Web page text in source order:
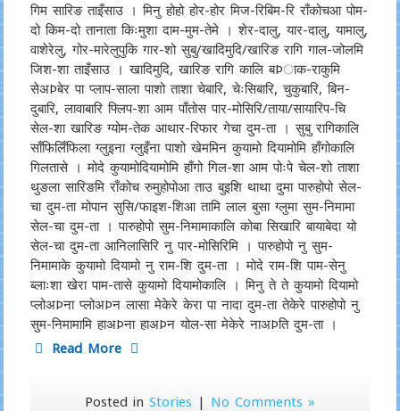
गिम सारिङ ताइँसाउ । मिनु होहो होर-होर मिज-रिबिम-रि राँकोचआ पोम-
दो किम-दो तानाता किःमुशा दाम-मुम-तेमे । शेर-दालु, यार-दालु, यामालु,
वाशेरेलु, गोर-मारेलुपुकि गार-शो सुबु/खादिमुदि/खारिङ रागि गाल-जोलमि
जिश-शा ताइँसाउ । खादिमुदि, खारिङ रागि कालि बÞाक-राकुमि
सेअÞबेर पा प्लाप-साला पाशो ताशा चेबारि, चेःसिबारि, चुकुबारि, बिन-
दुबारि, लावाबारि फ्लिप-शा आम पाँतोस पार-मोसिरि/ताया/सायारिप-चि
सेल-शा खारिङ ग्योम-तेक आथार-रिफार गेचा दुम-ता । सुबु रागिकालि
साँफिलिँफिला ग्लुइना ग्लुइँना पाशो खेममिन कुयामो दियामोमि हाँगोकालि
गिलतासे । मोदे कुयामोदियामोमि हाँगो गिल-शा आम पोःपे चेल-शो ताशा
थुङला सारिङमि राँकोच रुमुहोपोआ ताउ बुइशि थाथा दुमा पारुहोपो सेल-
चा दुम-ता मोपान सुसि/फाइश-शिआ तामि लाल बुसा ग्लुमा सुम-निमामा
सेल-चा दुम-ता । पारुहोपो सुम-निमामाकालि कोबा सिखारि बायाबेदा यो
सेल-चा दुम-ता आनिलासिरि नु पार-मोसिरिमि । पारुहोपो नु सुम-
निमामाके कुयामो दियामो नु राम-शि दुम-ता । मोदे राम-शि पाम-सेनु
ब्लाःशा खेरा पाम-तासे कुयामो दियामोकालि । मिनु ते ते कुयामो दियामो
प्लोअÞना प्लोअÞन लासा मेकेरे केरा पा नादा दुम-ता तेकेरे पारुहोपो नु
सुम-निमामामि हाअÞना हाअÞन योल-सा मेकेरे नाअÞति दुम-ता ।
Read More
Posted in Stories | No Comments »